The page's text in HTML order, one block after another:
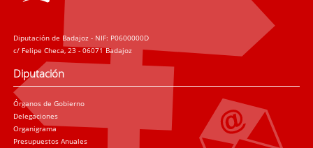
Diputación de Badajoz - NIF: P0600000D
c/ Felipe Checa, 23 - 06071 Badajoz
Diputación
Órganos de Gobierno
Delegaciones
Organigrama
Presupuestos Anuales